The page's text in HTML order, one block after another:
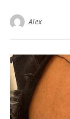
Alex